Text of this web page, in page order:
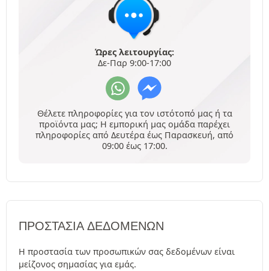
Ώρες λειτουργίας:
Δε-Παρ 9:00-17:00
Θέλετε πληροφορίες για τον ιστότοπό μας ή τα
προϊόντα μας; Η εμπορική μας ομάδα παρέχει
πληροφορίες από Δευτέρα έως Παρασκευή, από
09:00 έως 17:00.
ΠΡΟΣΤΑΣΊΑ ΔΕΔΟΜΈΝΩΝ
Η προστασία των προσωπικών σας δεδομένων είναι
μείζονος σημασίας για εμάς.